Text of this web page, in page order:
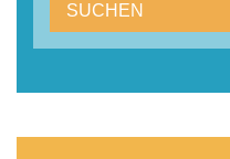
SUCHEN